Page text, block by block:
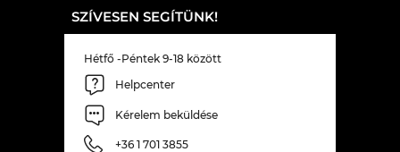
SZÍVESEN SEGÍTÜNK!
Hétfő -Péntek 9-18 között
Helpcenter
Kérelem beküldése
+36 1 701 3855